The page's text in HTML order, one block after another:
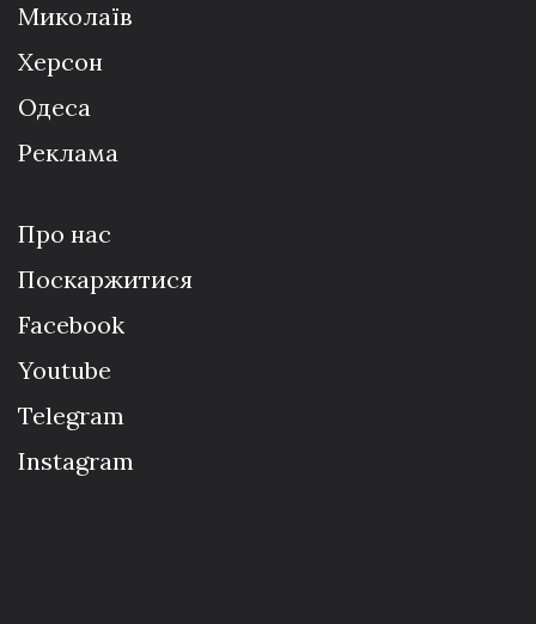
Миколаїв
Херсон
Одеса
Реклама
Про нас
Поскаржитися
Facebook
Youtube
Telegram
Instagram